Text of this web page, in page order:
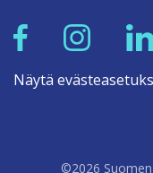
Näytä
©2026